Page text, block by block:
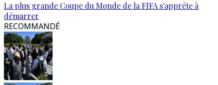
La plus grande Coupe du Monde de la FIFA s'apprête à
démarrer
RECOMMANDÉ